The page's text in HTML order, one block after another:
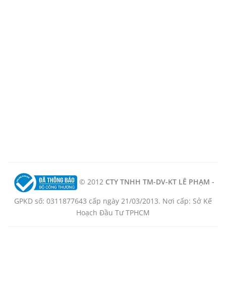
© 2012 CTY TNHH TM-DV-KT LÊ PHẠM -
GPKD số: 0311877643 cấp ngày 21/03/2013. Nơi cấp: Sở Kế
Hoạch Đầu Tư TPHCM